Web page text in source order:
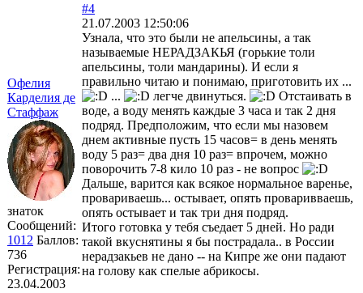
Офелия
Карделия де
Стаффаж
знаток
Сообщений:
1012 Баллов:
736
Регистрация:
23.04.2003
#4
21.07.2003 12:50:06
Узнала, что это были не апельсины, а так
называемые НЕРАДЗАКЬЯ (горькие толи
апельсины, толи мандарины). И если я
правильно читаю и понимаю, приготовить их ...
...
легче двинуться.
Отстаивать в
воде, а воду менять каждые 3 часа и так 2 дня
подряд. Предположим, что если мы назовем
днем активные пусть 15 часов= в день менять
воду 5 раз= два дня 10 раз= впрочем, можно
поворочить 7-8 кило 10 раз - не вопрос
Дальше, варится как всякое нормальное варенье,
провариваешь... остывает, опять проваривваешь,
опять остывает и так три дня подряд.
Итого готовка у тебя съедает 5 дней. Но ради
такой вкуснятины я бы пострадала.. в России
нерадзакьев не дано -- на Кипре же они падают
на голову как спелые абрикосы.